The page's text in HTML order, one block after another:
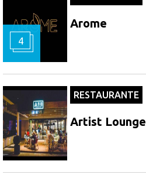
4
Arome
RESTAURANTE
Artist Lounge